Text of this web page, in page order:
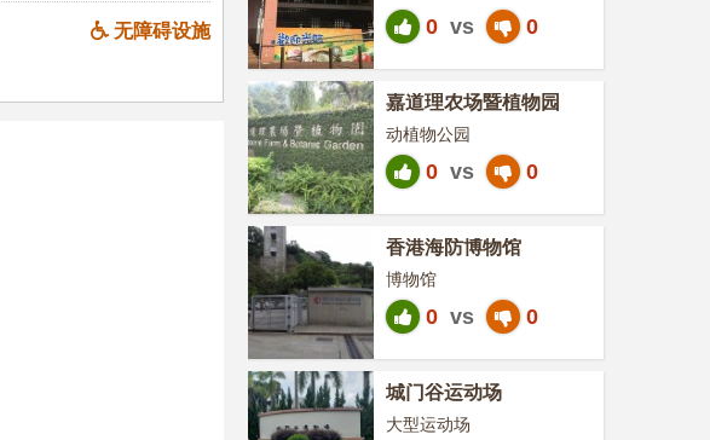
无障碍设施 0 vs 0
嘉道理农场暨植物园
动植物公园
0 vs 0
香港海防博物馆
博物馆
0 vs 0
城门谷运动场
大型运动场